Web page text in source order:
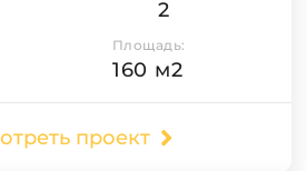
2
Площадь:
160 м2
проект